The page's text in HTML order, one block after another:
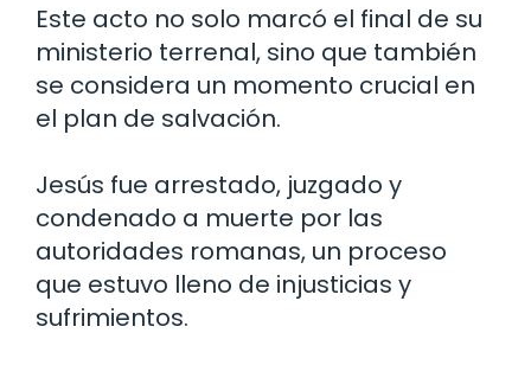
Este acto no solo marcó el final de su
ministerio terrenal, sino que también
se considera un momento crucial en
el plan de salvación.
Jesús fue arrestado, juzgado y
condenado a muerte por las
autoridades romanas, un proceso
que estuvo lleno de injusticias y
sufrimientos.